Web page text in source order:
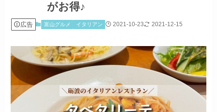
がお得♪
広告 富山グルメ イタリアン 2021-10-23 2021-12-15